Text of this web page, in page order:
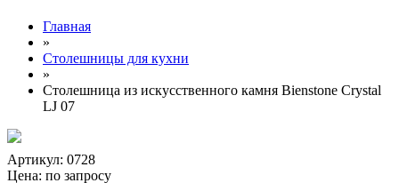
Главная
»
Столешницы для кухни
»
Столешница из искусственного камня Bienstone Crystal
LJ 07
Артикул: 0728
Цена: по запросу